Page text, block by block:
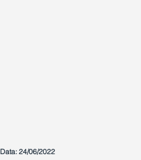
Data: 24/06/2022